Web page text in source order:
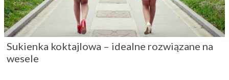
Sukienka koktajlowa – idealne rozwiązane na
wesele